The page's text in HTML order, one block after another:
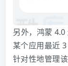
另外，鸿蒙
某个应用最近
针对性地管理